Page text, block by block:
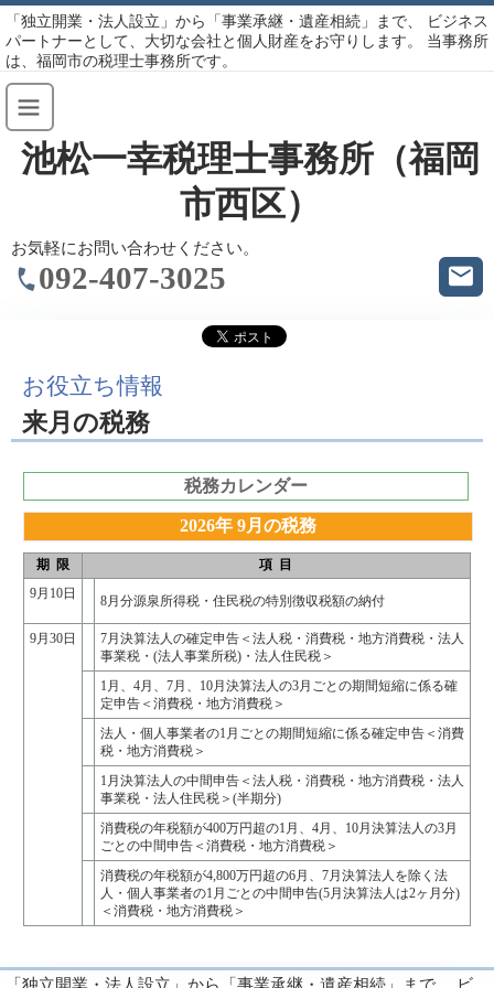
「独立開業・法人設立」から「事業承継・遺産相続」まで、 ビジネス
パートナーとして、大切な会社と個人財産をお守りします。 当事務所
は、福岡市の税理士事務所です。
池松一幸税理士事務所（福岡
市西区）
お気軽にお問い合わせください。
092-407-3025
お役立ち情報
来月の税務
税務カレンダー
2026年 9月の税務
期 限
項 目
9月10日
8月分源泉所得税・住民税の特別徴収税額の納付
9月30日
7月決算法人の確定申告＜法人税・消費税・地方消費税・法人
事業税・(法人事業所税)・法人住民税＞
1月、4月、7月、10月決算法人の3月ごとの期間短縮に係る確
定申告＜消費税・地方消費税＞
法人・個人事業者の1月ごとの期間短縮に係る確定申告＜消費
税・地方消費税＞
1月決算法人の中間申告＜法人税・消費税・地方消費税・法人
事業税・法人住民税＞(半期分)
消費税の年税額が400万円超の1月、4月、10月決算法人の3月
ごとの中間申告＜消費税・地方消費税＞
消費税の年税額が4,800万円超の6月、7月決算法人を除く法
人・個人事業者の1月ごとの中間申告(5月決算法人は2ヶ月分)
＜消費税・地方消費税＞
「独立開業・法人設立」から「事業承継・遺産相続」まで、 ビ